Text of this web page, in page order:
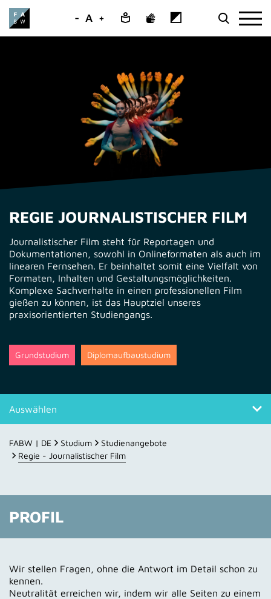
- A +
REGIE JOURNALISTISCHER FILM
Journalistischer Film steht für Reportagen und
Dokumentationen, sowohl in Onlineformaten als auch im
linearen Fernsehen. Er beinhaltet somit eine Vielfalt von
Formaten, Inhalten und Gestaltungsmöglichkeiten.
Komplexe Sachverhalte in einen professionellen Film
gießen zu können, ist das Hauptziel unseres
praxisorientierten Studiengangs.
Grundstudium Diplomaufbaustudium
Auswählen
Profil
Studienverlauf
Lehrende
Impressionen
Bewerbung
FABW | DE Studium
Studienangebote
Regie - Journalistischer Film
PROFIL
Wir stellen Fragen, ohne die Antwort im Detail schon zu
kennen.
Neutralität erreichen wir, indem wir alle Seiten zu einem